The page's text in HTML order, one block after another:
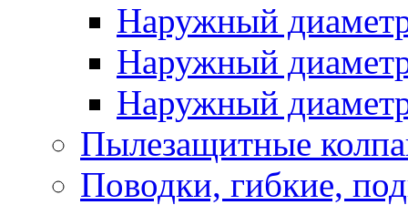
Наружный
Наружный
Наружный
Пылезащитные
Поводки, гибкие,